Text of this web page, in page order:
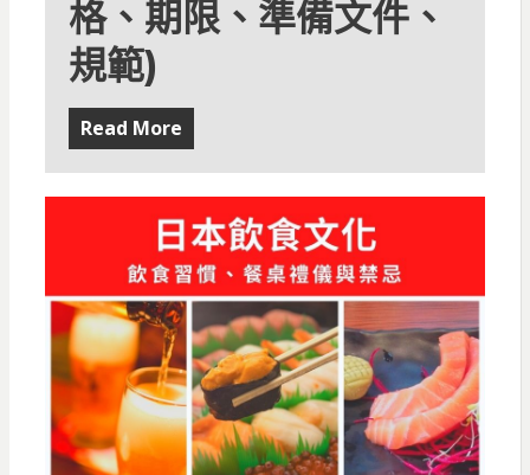
格、期限、準備文件、
規範)
Read More